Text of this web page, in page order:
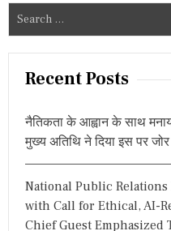
e
a
Recent Posts
नैतिकता के आह्वान के साथ
मुख्य अतिथि ने दिया इस पर जोर
National Public
with Call for Ethical, AI-
Chief Guest Emphasized